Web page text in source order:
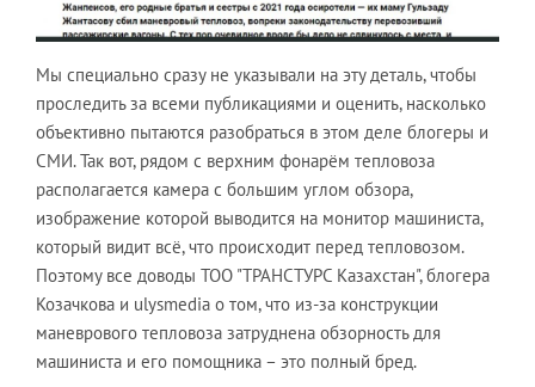
Мы специально сразу не указывали на эту деталь, чтобы
проследить за всеми публикациями и оценить, насколько
объективно пытаются разобраться в этом деле блогеры и
СМИ. Так вот, рядом с верхним фонарём тепловоза
располагается камера с большим углом обзора,
изображение которой выводится на монитор машиниста,
который видит всё, что происходит перед тепловозом.
Поэтому все доводы ТОО "ТРАНСТУРС Казахстан", блогера
Козачкова и ulysmedia о том, что из-за конструкции
маневрового тепловоза затруднена обзорность для
машиниста и его помощника – это полный бред.